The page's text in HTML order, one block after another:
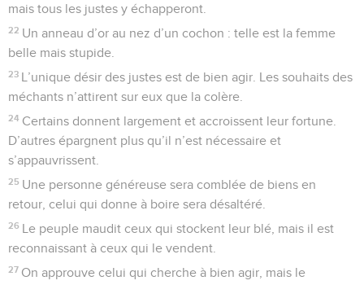
mais tous les justes y échapperont.
22 Un anneau d’or au nez d’un cochon : telle est la femme
belle mais stupide.
23 L’unique désir des justes est de bien agir. Les souhaits des
méchants n’attirent sur eux que la colère.
24 Certains donnent largement et accroissent leur fortune.
D’autres épargnent plus qu’il n’est nécessaire et
s’appauvrissent.
25 Une personne généreuse sera comblée de biens en
retour, celui qui donne à boire sera désaltéré.
26 Le peuple maudit ceux qui stockent leur blé, mais il est
reconnaissant à ceux qui le vendent.
27 On approuve celui qui cherche à bien agir, mais le